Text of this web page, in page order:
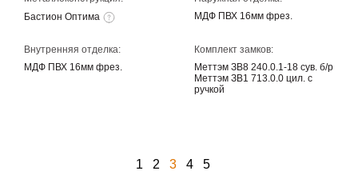
Бастион Оптима
МДФ ПВХ 16мм фрез.
Внутренняя отделка:
МДФ ПВХ 16мм фрез.
Комплект замков:
Меттэм ЗВ8 240.0.1-18 сув. б/р
Меттэм ЗВ1 713.0.0 цил. с
ручкой
1 2 3 4 5